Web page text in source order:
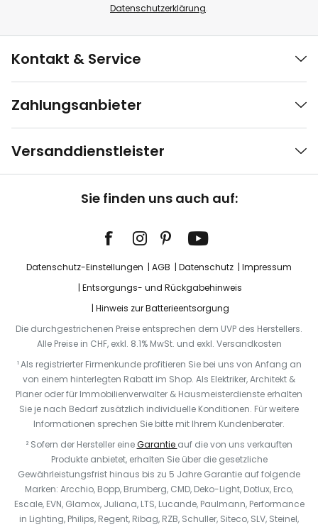
Datenschutzerklärung.
Kontakt & Service
Zahlungsanbieter
Versanddienstleister
Sie finden uns auch auf:
Datenschutz-Einstellungen AGB Datenschutz
Impressum
Entsorgungs- und Rückgabehinweis
Hinweis zur Batterieentsorgung
Die durchgestrichenen Preise entsprechen dem UVP des Herstellers.
Alle Preise in CHF, exkl. 8.1% MwSt. und exkl. Versandkosten
¹ Als registrierter Firmenkunde profitieren Sie bei uns von Anfang an
von einem hinterlegten Rabatt im Shop. Als Elektriker, Architekt &
Planer oder für Immobilienverwalter & Hausmeisterdienste erhalten
Sie je nach Bedarf zusätzlich individuelle Konditionen. Für weitere
Informationen sprechen Sie bitte mit Ihrem Kundenberater.
² Sofern der Hersteller eineGarantie auf die von uns verkauften
Produkte anbietet, erhalten Sie über die gesetzliche
Gewährleistungsfrist hinaus bis zu 5 Jahre Garantie auf folgende
Marken: Arcchio, Bopp, Brumberg, CMD, Deko-Light, Dotlux, Erco,
Escale, EVN, Glamox, Juliana, LTS, Lucande, Paulmann, Performance
in Lighting, Philips, Regent, Ribag, RZB, Schuller, Siteco, SLV, Steinel,